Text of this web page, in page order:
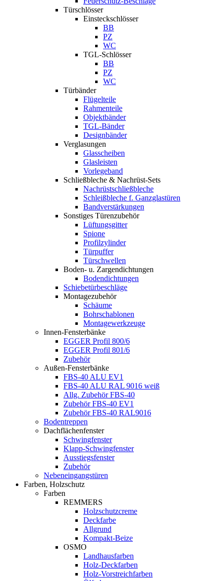
Türschlösser
Einsteckschlösser
BB
PZ
WC
TGL-Schlösser
BB
PZ
WC
Türbänder
Flügelteile
Rahmenteile
Objektbänder
TGL-Bänder
Designbänder
Verglasungen
Glasscheiben
Glasleisten
Vorlegeband
Schließbleche & Nachrüst-Sets
Nachrüstschließbleche
Schleißbleche f. Ganzglastüren
Bandverstärkungen
Sonstiges Türenzubehör
Lüftungsgitter
Spione
Profilzylinder
Türpuffer
Türschwellen
Boden- u. Zargendichtungen
Bodendichtungen
Schiebetürbeschläge
Montagezubehör
Schäume
Bohrschablonen
Montagewerkzeuge
Innen-Fensterbänke
EGGER Profil 800/6
EGGER Profil 801/6
Zubehör
Außen-Fensterbänke
FBS-40 ALU EV1
FBS-40 ALU RAL 9016 weiß
Allg. Zubehör FBS-40
Zubehör FBS-40 EV1
Zubehör FBS-40 RAL9016
Bodentreppen
Dachflächenfenster
Schwingfenster
Klapp-Schwingfenster
Ausstiegsfenster
Zubehör
Nebeneingangstüren
Farben, Holzschutz
Farben
REMMERS
Holzschutzcreme
Deckfarbe
Allgrund
Kompakt-Beize
OSMO
Landhausfarben
Holz-Deckfarben
Holz-Vorstreichfarben